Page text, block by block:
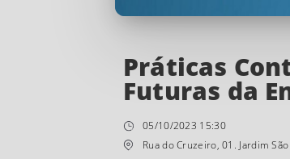
Práticas
Futuras da
05/10/2023 15:30
Rua do Cruzeiro, 01. Jardim